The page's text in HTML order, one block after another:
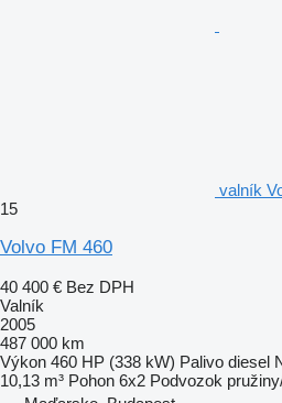
valník
15
Volvo FM 460
40 400 € Bez DPH
Valník
2005
487 000 km
Výkon 460 HP (338 kW) Palivo diesel
10,13 m³ Pohon 6x2 Podvozok